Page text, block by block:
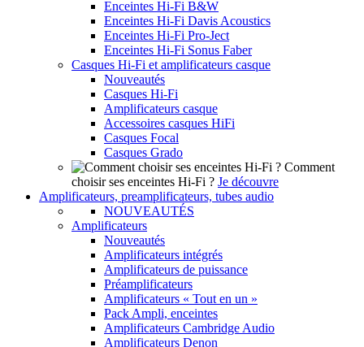
Enceintes Hi-Fi B&W
Enceintes Hi-Fi Davis Acoustics
Enceintes Hi-Fi Pro-Ject
Enceintes Hi-Fi Sonus Faber
Casques Hi-Fi et amplificateurs casque
Nouveautés
Casques Hi-Fi
Amplificateurs casque
Accessoires casques HiFi
Casques Focal
Casques Grado
Comment
choisir ses enceintes Hi-Fi ? Je découvre
Amplificateurs, preamplificateurs, tubes audio
NOUVEAUTÉS
Amplificateurs
Nouveautés
Amplificateurs intégrés
Amplificateurs de puissance
Préamplificateurs
Amplificateurs « Tout en un »
Pack Ampli, enceintes
Amplificateurs Cambridge Audio
Amplificateurs Denon